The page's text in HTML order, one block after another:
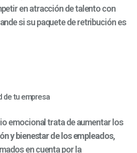
en atracción de talento con
si su paquete de retribución es
de tu empresa
emocional trata de aumentar los
y bienestar de los empleados,
en cuenta por la